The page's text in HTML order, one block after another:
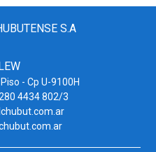
S.A
- Cp U-9100H
4434 802/3